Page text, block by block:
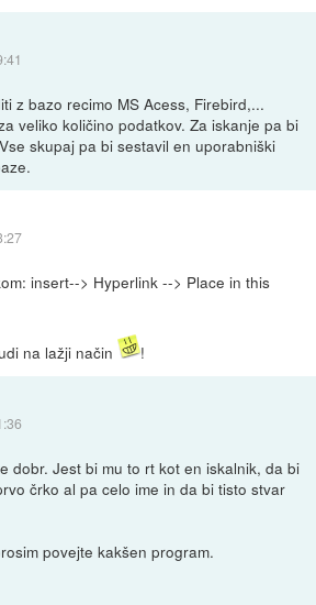
z bazo recimo MS Acess, Firebird,...
veliko količino podatkov. Za iskanje pa bi
skupaj pa bi sestavil en uporabniški
insert--> Hyperlink --> Place in this
na lažji način !
dobr. Jest bi mu to rt kot en iskalnik, da bi
črko al pa celo ime in da bi tisto stvar
povejte kakšen program.